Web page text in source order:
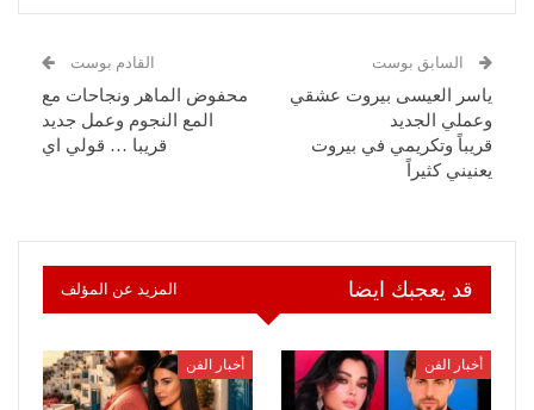
السابق بوست
ياسر العيسى بيروت عشقي
وعملي الجديد
قريباً وتكريمي في بيروت
يعنيني كثيراً
القادم بوست
محفوض الماهر ونجاحات مع
المع النجوم وعمل جديد
قريبا … قولي اي
قد يعجبك ايضا المزيد عن المؤلف
أخبار الفن أخبار الفن